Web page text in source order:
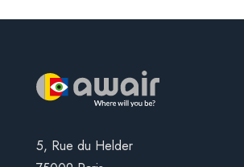
5, Rue du Helder